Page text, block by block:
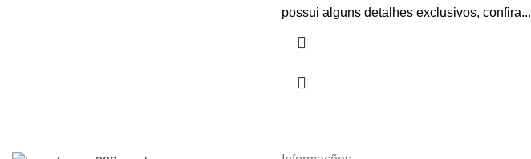
possui alguns detalhes exclusivos, confira...